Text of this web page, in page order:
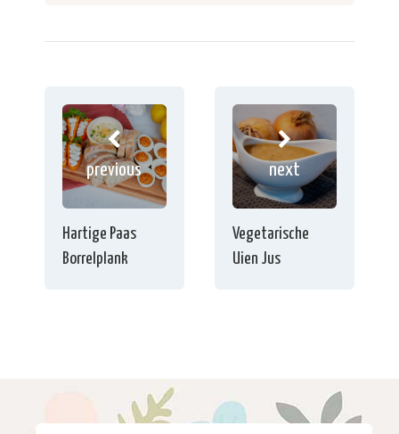
previous
Hartige Paas
Borrelplank
next
Vegetarische
Uien Jus